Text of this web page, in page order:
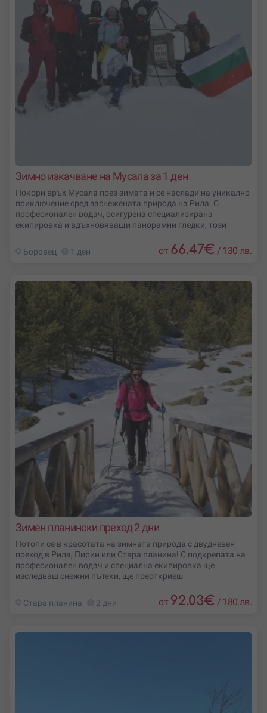
Зимно изкачване на Мусала за 1 ден
Покори връх Мусала през зимата и се наслади на уникално
приключение сред заснежената природа на Рила. С
професионален водач, осигурена специализирана
екипировка и вдъхновяващи панорамни гледки, този
Боровец 1 ден от 66.47€ / 130 лв.
Зимен планински преход 2 дни
Потопи се в красотата на зимната природа с двудневен
преход в Рила, Пирин или Стара планина! С подкрепата на
професионален водач и специална екипировка ще
изследваш снежни пътеки, ще преоткриеш
Стара планина 2 дни от 92.03€ / 180 лв.